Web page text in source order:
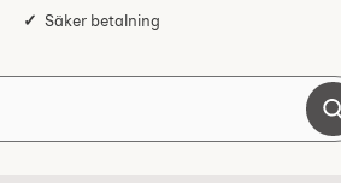
Säker betalning